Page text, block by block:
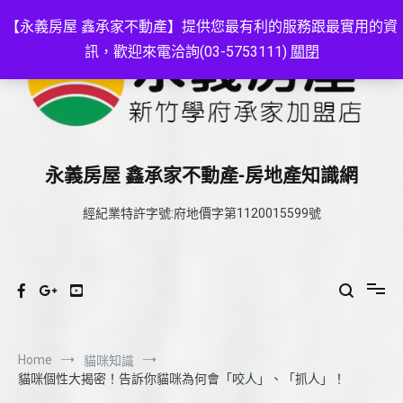
【永義房屋 鑫承家不動產】提供您最有利的服務跟最實用的資
訊，歡迎來電洽詢(03-5753111) 關閉
永義房屋 鑫承家不動產-房地產知識網
經紀業特許字號:府地價字第1120015599號
Home
貓咪知識
貓咪個性大揭密！告訴你貓咪為何會「咬人」、「抓人」！